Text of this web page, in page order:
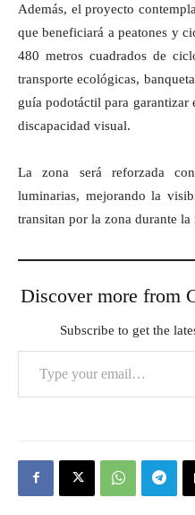
Además, el proyecto
que beneficiará a peatones y
480 metros cuadrados de
transporte ecológicas,
guía podotáctil para garantizar
discapacidad visual.
La zona será reforzada
luminarias, mejorando la
transitan por la zona durante la
Discover more from
Subscribe to get the
Type your email…